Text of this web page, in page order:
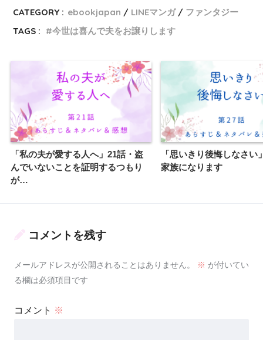
CATEGORY : ebookjapan LINEマンガ
ファンタジー
TAGS :
今世は喜んで夫をお譲りします
「私の夫が愛する人へ」21話・盗
んでいないことを証明するつもり
が…
「思いきり後悔しなさい
家族になります
コメントを残す
メールアドレスが公開されることはありません。 ※ が付いてい
る欄は必須項目です
コメント ※